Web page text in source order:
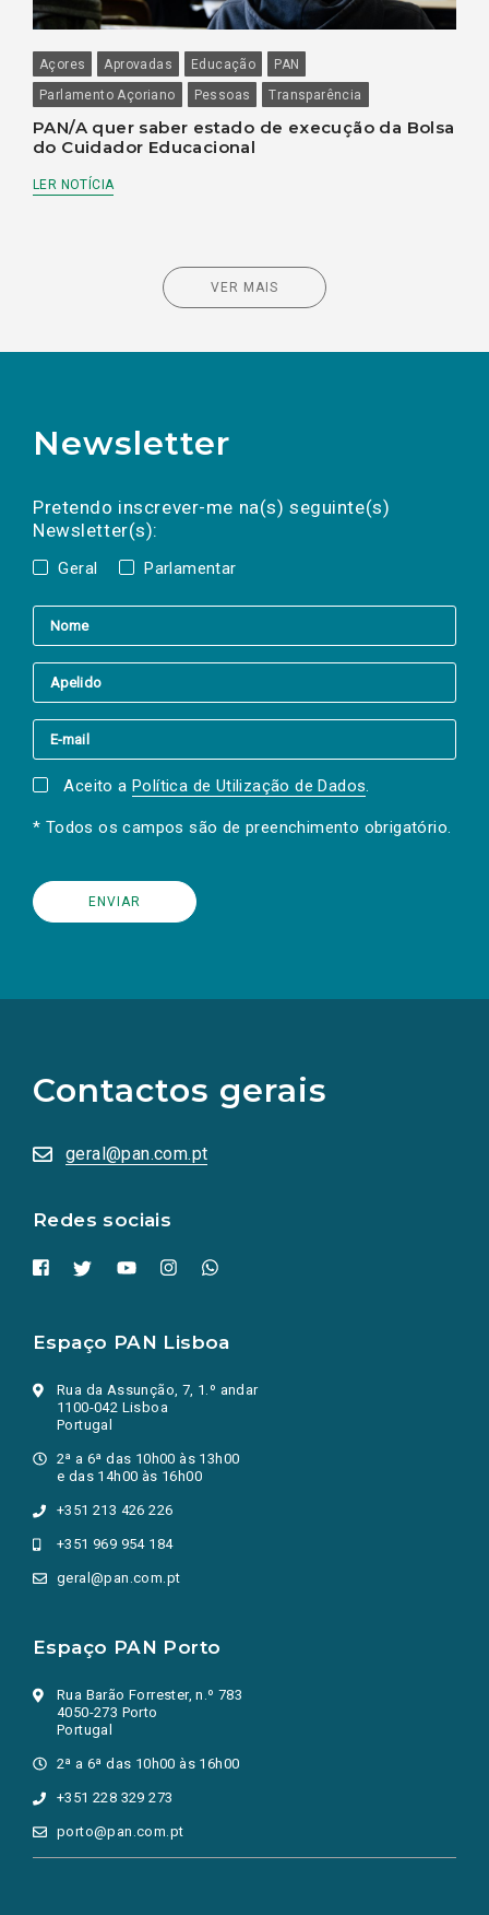
Açores Aprovadas Educação
PAN
Parlamento Açoriano
Pessoas Transparência
PAN/A quer saber estado de execução da Bolsa
do Cuidador Educacional
LER NOTÍCIA
VER MAIS
Newsletter
Pretendo inscrever-me na(s) seguinte(s)
Newsletter(s):
Geral Parlamentar
a(s) newsletter(s).
mail
Aceito a Política de Utilização de Dados.
* Todos os campos são de preenchimento obrigatório.
Contactos gerais
geral@pan.com.pt
Redes sociais
redes
sociais
numa
nova
Espaço PAN Lisboa
Rua da Assunção, 7, 1.º andar
1100-042 Lisboa
Portugal
2ª a 6ª das 10h00 às 13h00
e das 14h00 às 16h00
+351 213 426 226
+351 969 954 184
geral@pan.com.pt
Espaço PAN Porto
Rua Barão Forrester, n.º 783
4050-273 Porto
Portugal
2ª a 6ª das 10h00 às 16h00
+351 228 329 273
porto@pan.com.pt